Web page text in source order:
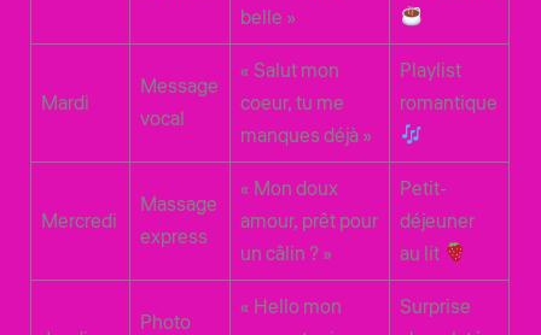
belle »
Mardi
Message
vocal
« Salut mon
coeur, tu me
manques déjà »
Playlist
romantique
Mercredi
Massage
express
« Mon doux
amour, prêt pour
un câlin ? »
Petit-
déjeuner
au lit
Photo
« Hello mon
Surprise